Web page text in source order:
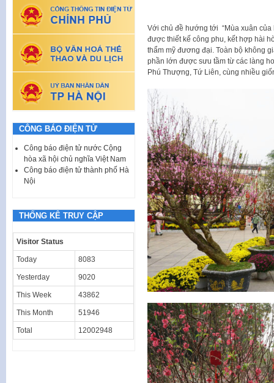
Với chủ đề hướng tới “Mùa xuân của
được thiết kế công phu, kết hợp hài
thẩm mỹ đương đại. Toàn bộ không
phần lớn được sưu tầm từ các làng
Phú Thượng, Tứ Liên, cùng nhiều
CÔNG BÁO ĐIỆN TỬ
Công báo điện tử nước Cộng
hòa xã hội chủ nghĩa Việt Nam
Công báo điện tử thành phố Hà
Nội
THỐNG KÊ TRUY CẬP
Visitor Status
Today 8083
Yesterday 9020
This Week 43862
This Month 51946
Total 12002948